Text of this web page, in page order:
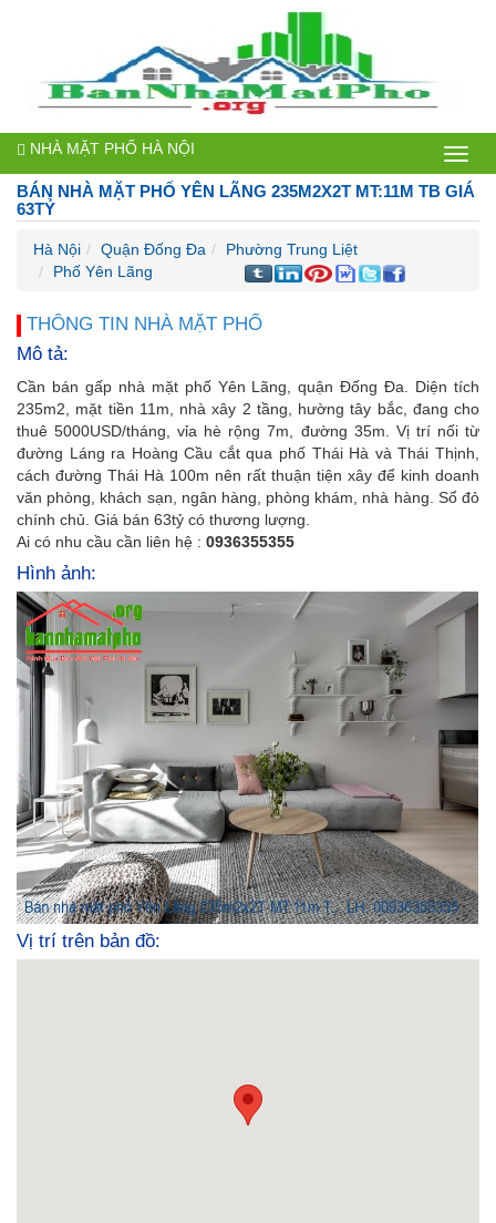
Bán
nhà
NHÀ MẶT PHỐ HÀ NỘI
BÁN NHÀ MẶT PHỐ YÊN LÃNG 235M2X2T MT:11M TB GIÁ
63TỶ
Hà Nội Quận Đống Đa
Phường Trung Liệt
Phố Yên Lãng
THÔNG TIN NHÀ MẶT PHỐ
Mô tả:
Cần bán gấp nhà mặt phố Yên Lãng, quận Đống Đa. Diện tích
235m2, mặt tiền 11m, nhà xây 2 tầng, hường tây bắc, đang cho
thuê 5000USD/tháng, vỉa hè rộng 7m, đường 35m. Vị trí nối từ
đường Láng ra Hoàng Cầu cắt qua phố Thái Hà và Thái Thịnh,
cách đường Thái Hà 100m nên rất thuận tiện xây để kinh doanh
văn phòng, khách sạn, ngân hàng, phòng khám, nhà hàng. Sổ đỏ
chính chủ. Giá bán 63tỷ có thương lượng.
Ai có nhu cầu cần liên hệ : 0936355355
Hình ảnh:
Vị trí trên bản đồ: